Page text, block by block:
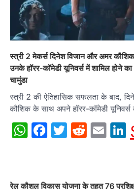
स्त्री 2 मेकर्स दिनेश विजान और अमर
उनके हॉरर-कॉमेडी यूनिवर्स में शामिल होने
चामुंडा
स्त्री 2 की ऐतिहासिक सफलता के बाद,
कौशिक के साथ अपने हॉरर-कॉमेडी
WhatsApp
Facebook
Twitter
रेल कौशल विकास योजना के तहत 76